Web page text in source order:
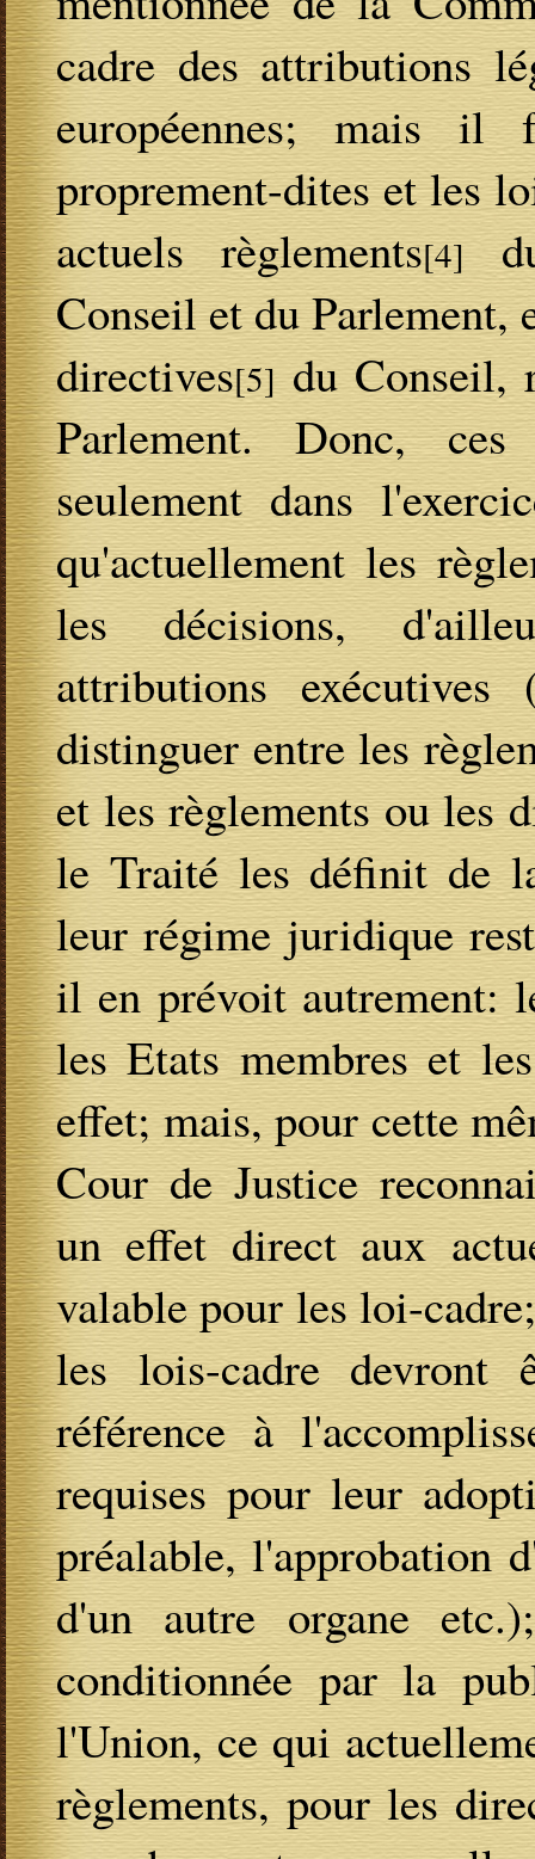
cadre des attributions
européennes; mais
proprement-dites et les
actuels règlements[4]
Conseil et du Parlement,
directives[5]du Conseil,
Parlement. Donc,
seulement dans
qu'actuellement les
les décisions,
attributions
distinguer entre les
et les règlements ou les
le Traité les définit de
leur régime juridique
il en prévoit autrement:
les Etats membres et
effet; mais, pour cette
Cour de Justice
un effet direct aux
valable pour les loi-
les lois-cadre devront
référence à
requises pour leur
préalable, l'approbation
d'un autre organe
conditionnée par la
l'Union, ce qui
règlements, pour les